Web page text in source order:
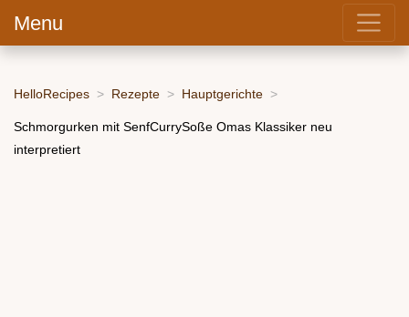
Menu
HelloRecipes Rezepte Hauptgerichte
Schmorgurken mit SenfCurrySoße Omas Klassiker neu
interpretiert